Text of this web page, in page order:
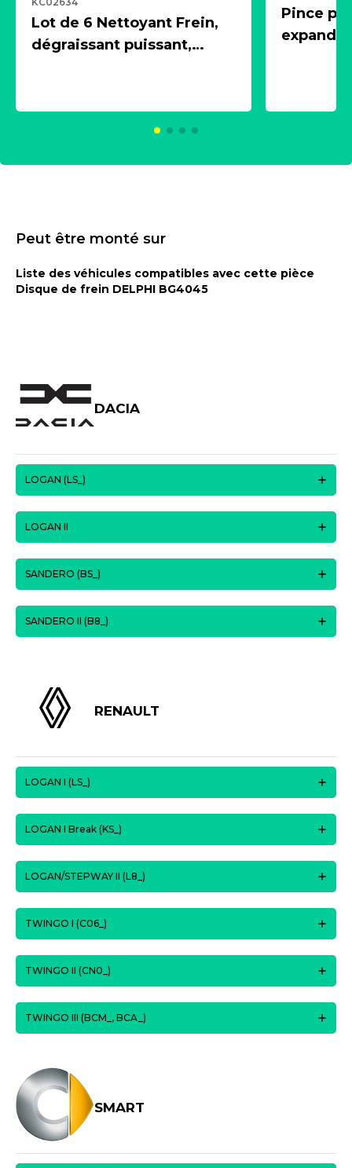
Lot de 6 Nettoyant Frein,
dégraissant puissant,
Pince
Peut être monté sur
Liste des véhicules compatibles avec cette pièce
Disque de frein DELPHI BG4045
DACIA
LOGAN (LS_)
LOGAN II
SANDERO (BS_)
SANDERO II (B8_)
RENAULT
LOGAN I (LS_)
LOGAN I Break (KS_)
LOGAN/STEPWAY II (L8_)
TWINGO I (C06_)
TWINGO II (CN0_)
TWINGO III (BCM_, BCA_)
SMART